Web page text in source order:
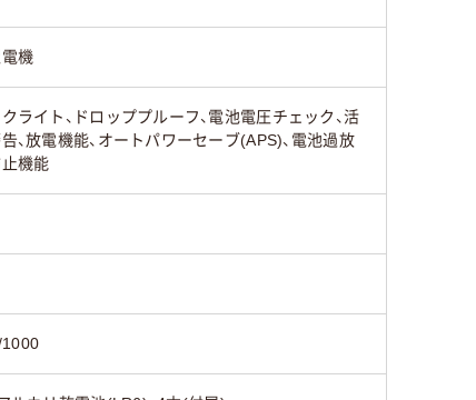
電機
ライト、ドロッププルーフ、電池電圧チェック、活
、放電機能、オートパワーセーブ(APS)、電池過放
機能